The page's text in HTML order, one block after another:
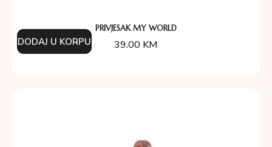
PRIVJESAK MY WORLD
39.00 KM
DODAJ U KORPU